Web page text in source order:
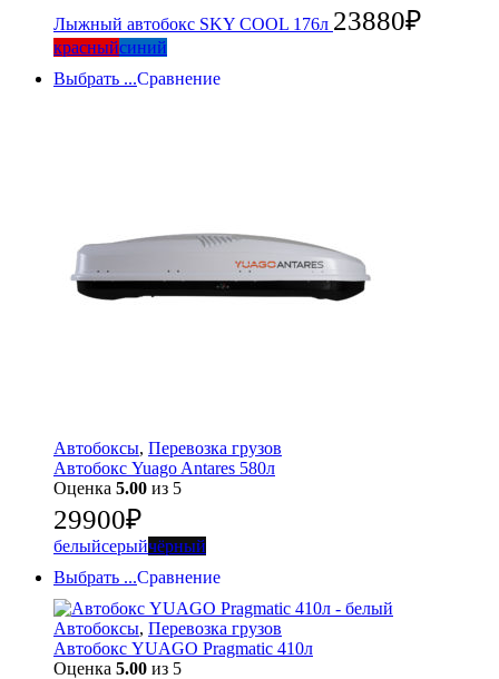
Лыжный автобокс SKY COOL 176л 23880₽
красныйсиний
Выбрать ...Сравнение
Автобоксы, Перевозка грузов
Автобокс Yuago Antares 580л
Оценка 5.00 из 5
29900₽
белыйсерыйчёрный
Выбрать ...Сравнение
Автобоксы, Перевозка грузов
Автобокс YUAGO Pragmatic 410л
Оценка 5.00 из 5